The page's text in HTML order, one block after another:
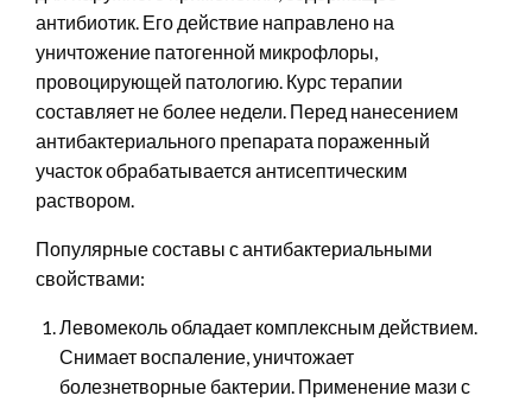
антибиотик. Его действие направлено на
уничтожение патогенной микрофлоры,
провоцирующей патологию. Курс терапии
составляет не более недели. Перед нанесением
антибактериального препарата пораженный
участок обрабатывается антисептическим
раствором.
Популярные составы с антибактериальными
свойствами:
Левомеколь обладает комплексным действием.
Снимает воспаление, уничтожает
болезнетворные бактерии. Применение мази с